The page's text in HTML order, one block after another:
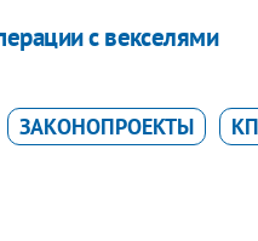
с векселями
ЗАКОНОПРОЕКТЫ